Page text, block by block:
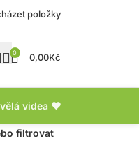
položky
0 0,00Kč
videa ❤
filtrovat